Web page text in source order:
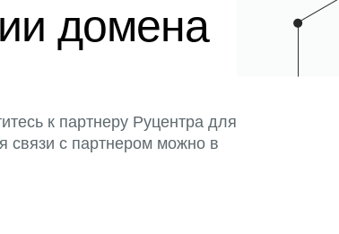
домена
к партнеру Руцентра для
связи с партнером можно в